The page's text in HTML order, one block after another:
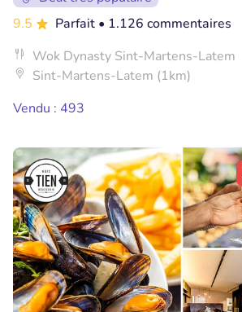
9.5
Parfait • 1.126 commentaires
Wok Dynasty Sint-Martens-Latem
Sint-Martens-Latem (1km)
Vendu : 493